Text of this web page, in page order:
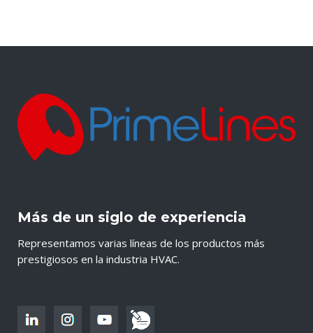
Más de un siglo de experiencia
Representamos varias líneas de los productos más
prestigiosos en la industria HVAC.